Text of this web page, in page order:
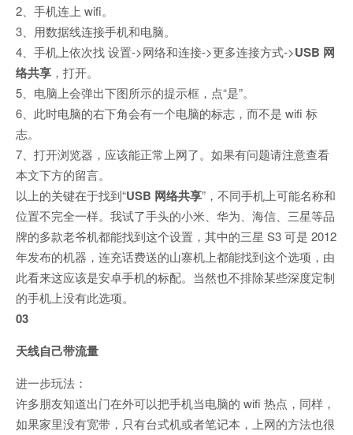
2、手机连上 wifi。
3、用数据线连接手机和电脑。
4、手机上依次找 设置->网络和连接->更多连接方式->USB 网
络共享 ，打开。
5、电脑上会弹出下图所示的提示框，点“是”。
6、此时电脑的右下角会有一个电脑的标志，而不是 wifi 标
志。
7、打开浏览器，应该能正常上网了。如果有问题请注意查看
本文下方的留言。
以上的关键在于找到“USB 网络共享”，不同手机上可能名称和
位置不完全一样。我试了手头的小米、华为、海信、三星等品
牌的多款老爷机都能找到这个设置，其中的三星 S3 可是 2012
年发布的机器，连充话费送的山寨机上都能找到这个选项，由
此看来这应该是安卓手机的标配。当然也不排除某些深度定制
的手机上没有此选项。
03
天线自己带流量
进一步玩法：
许多朋友知道出门在外可以把手机当电脑的 wifi 热点，同样，
如果家里没有宽带，只有台式机或者笔记本，上网的方法也很